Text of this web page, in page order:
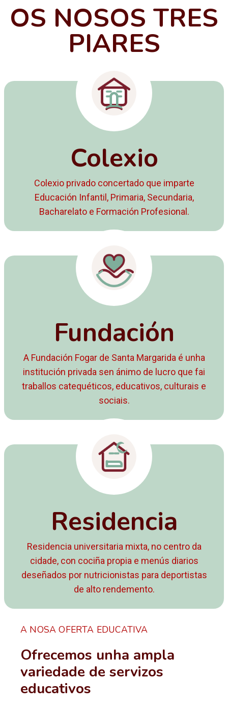
OS NOSOS TRES
PIARES
Colexio
Colexio privado concertado que imparte
Educación Infantil, Primaria, Secundaria,
Bacharelato e Formación Profesional.
Fundación
A Fundación Fogar de Santa Margarida é unha
institución privada sen ánimo de lucro que fai
traballos catequéticos, educativos, culturais e
sociais.
Residencia
Residencia universitaria mixta, no centro da
cidade, con cociña propia e menús diarios
deseñados por nutricionistas para deportistas
de alto rendemento.
A NOSA OFERTA EDUCATIVA
Ofrecemos unha ampla
variedade de servizos
educativos